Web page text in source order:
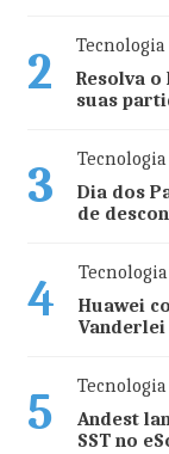
2 Tecnologia
Resolva
suas
3 Tecnologia
Dia dos
de
4 Tecnologia
Huawei
5 Tecnologia
Andest
SST no